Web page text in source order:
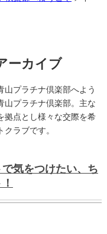
ーカイブ
プラチナ倶楽部へよう
山プラチナ倶楽部。主な
拠点とし様々な交際を希
ラブです。
気をつけたい、ち